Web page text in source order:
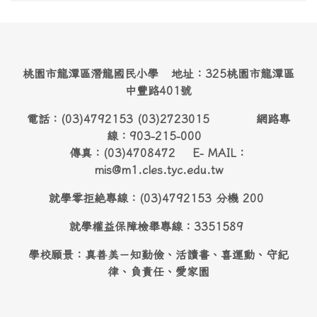
桃園市龍潭區潛龍國民小學 地址：325桃園市龍潭區
中豐路401號
電話：(03)4792153 (03)2723015 網路專
線：903-215-000
傳真：(03)4708472 E- MAIL：
mis@m1.cles.tyc.edu.tw
就學零拒絶專線：(03)4792153 分機 200
就學權益保障檢舉專線：3351589
學校願景：真善美－知勤儉、活讀書、喜運動、守紀
律、負責任、愛家園